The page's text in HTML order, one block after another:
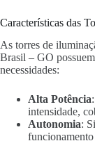
Características das
As torres de
Brasil – GO
necessidades:
Alta Potência
intensidade,
Autonomia: